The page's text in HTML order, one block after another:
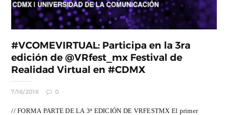
#VCOMEVIRTUAL: Participa en la 3ra
edición de @VRfest_mx Festival de
Realidad Virtual en #CDMX
7/16/2018 0
// FORMA PARTE DE LA 3ª EDICIÓN DE VRFESTMX El primer